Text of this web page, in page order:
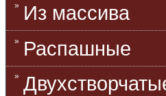
Из массива
Распашные